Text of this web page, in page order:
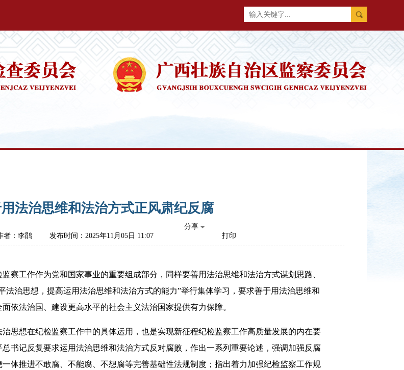
法治思维和法治方式正风肃纪反腐
者：李鹃 发布时间：2025年11月05日 11:07
分享
打印
工作作为党和国家事业的重要组成部分，同样要善用法治思维和法治方式谋划思路、
治思想，提高运用法治思维和法治方式的能力”举行集体学习，要求善于用法治思维和
依法治国、建设更高水平的社会主义法治国家提供有力保障。
想在纪检监察工作中的具体运用，也是实现新征程纪检监察工作高质量发展的内在要
书记反复要求运用法治思维和法治方式反对腐败，作出一系列重要论述，强调加强反腐
体推进不敢腐、不能腐、不想腐等完善基础性法规制度；指出着力加强纪检监察工作规